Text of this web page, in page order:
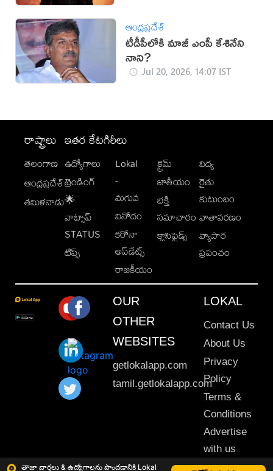
తాజా వార్తలు & ఉద్యోగాలను పొందడానికి Lokal
ఆంధ్రప్రదేశ్
టీడీపీలోకి మాజీ ఎంపీ కేశినేని
నాని?
Jul 20, 2026, 14:07 IST
రాష్ట్రాలు
తెలంగాణ
ఆంధ్రప్రదేశ్
తమిళనాడు
ఇతర కేటగిరీలు
ఉద్యోగాలు
ట్రెండింగ్
🌟
వాట్సాప్
STATUS
టిప్స్
Lokal
-
మగువ
వినోదం
కరోనా
అప్‌డేట్స్
రాజకీయం
క్రైమ్
జాతీయం
భక్తి
సమాచారం
క్లాసిఫైడ్స్
విద్య
రైతు
కుటుంబం
వాతావరణం
వ్యాపార
ప్రపంచం
OUR
OTHER
WEBSITES
getlokalapp.com
tamil.getlokalapp.com
LOKAL
Contact Us
About Us
Privacy
Policy
Terms &
Conditions
Advertise
with us
Sitemap